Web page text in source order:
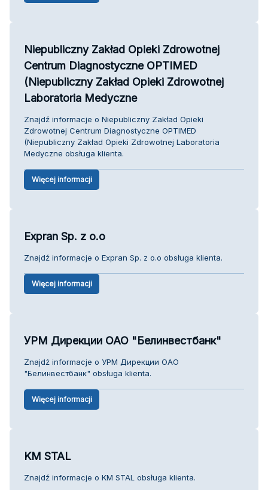
Niepubliczny Zakład Opieki Zdrowotnej
Centrum Diagnostyczne OPTIMED
(Niepubliczny Zakład Opieki Zdrowotnej
Laboratoria Medyczne
Znajdź informacje o Niepubliczny Zakład Opieki
Zdrowotnej Centrum Diagnostyczne OPTIMED
(Niepubliczny Zakład Opieki Zdrowotnej Laboratoria
Medyczne obsługa klienta.
Więcej informacji
Expran Sp. z o.o
Znajdź informacje o Expran Sp. z o.o obsługa klienta.
Więcej informacji
УРМ Дирекции ОАО "Белинвестбанк"
Znajdź informacje o УРМ Дирекции ОАО
"Белинвестбанк" obsługa klienta.
Więcej informacji
KM STAL
Znajdź informacje o KM STAL obsługa klienta.